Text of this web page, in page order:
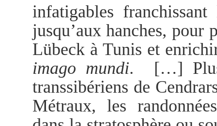
infatigables
jusqu’aux hanches, pour
Lübeck à Tunis et
imago mundi. […]
transsibériens de
Métraux, les